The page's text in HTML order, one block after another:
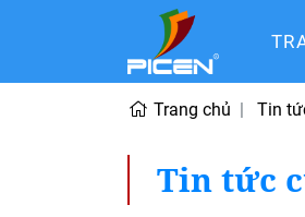
Trang chủ Tin
Tin tức